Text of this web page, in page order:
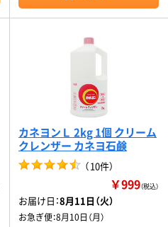
カネヨンＬ 2kg 1個 クリーム
クレンザー カネヨ石鹸
（10件）
￥999（税込）
お届け日：8月11日（火）
お急ぎ便：8月10日（月）